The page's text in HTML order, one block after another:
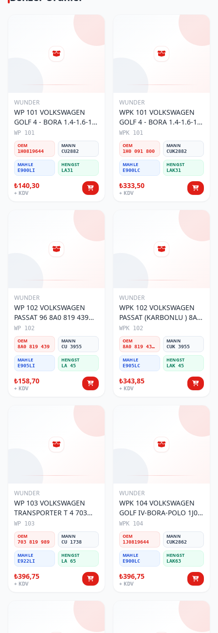
WUNDER
WP 101 VOLKSWAGEN
GOLF 4 - BORA 1.4-1.6-1.8
POLO III 1H0 819 644
Polen Filtresi
WP 101
OEM
1H0819644
MANN
CU2882
MAHLE
E900LI
HENGST
LA31
₺140,30
+ KDV
WUNDER
WPK 101 VOLKSWAGEN
GOLF 4 - BORA 1.4-1.6-1.8
POLO III KARBONLU 1H0
091 800 Polen Filtresi
WPK 101
OEM
1H0 091 800
MANN
CUK2882
MAHLE
E900LC
HENGST
LAK31
₺333,50
+ KDV
WUNDER
WP 102 VOLKSWAGEN
PASSAT 96 8A0 819 439
Polen Filtresi
WP 102
OEM
8A0 819 439
MANN
CU 3955
MAHLE
E905LI
HENGST
LA 45
₺158,70
+ KDV
WUNDER
WPK 102 VOLKSWAGEN
PASSAT (KARBONLU ) 8A0
819 439B Polen Filtresi
WPK 102
OEM
8A0 819 439B
MANN
CUK 3955
MAHLE
E905LC
HENGST
LAK 45
₺343,85
+ KDV
WUNDER
WP 103 VOLKSWAGEN
TRANSPORTER T 4 703
819 989 Polen Filtresi
WP 103
OEM
703 819 989
MANN
CU 1738
MAHLE
E922LI
HENGST
LA 65
₺396,75
+ KDV
WUNDER
WPK 104 VOLKSWAGEN
GOLF IV-BORA-POLO 1J0
819 644 Polen Filtresi
WPK 104
OEM
1J0819644
MANN
CUK2862
MAHLE
E900LC
HENGST
LAK63
₺396,75
+ KDV